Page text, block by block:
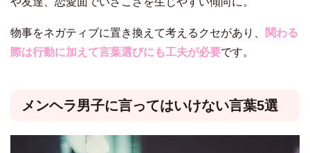
物事をネガティブに置き換えて考えるクセがあり、
関わる
際は行動に加えて言葉選びにも工夫が必要です。
メンヘラ男子に言ってはいけない言葉5選